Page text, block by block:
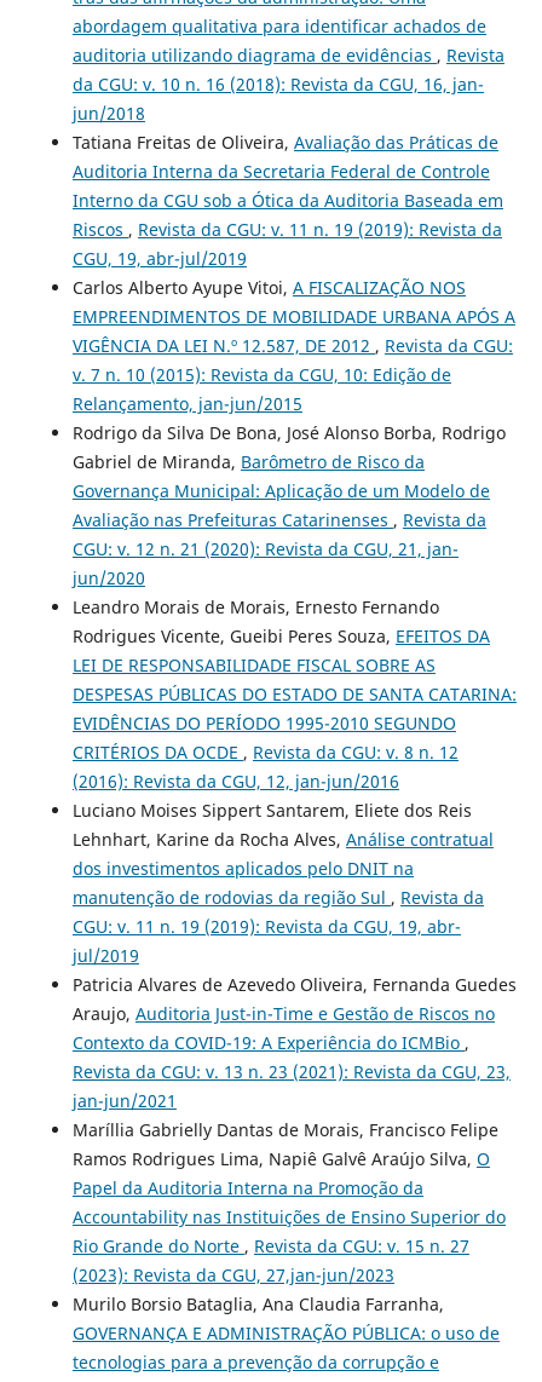
abordagem qualitativa para identificar achados de
auditoria utilizando diagrama de evidências , Revista
da CGU: v. 10 n. 16 (2018): Revista da CGU, 16, jan-
jun/2018
Tatiana Freitas de Oliveira, Avaliação das Práticas de
Auditoria Interna da Secretaria Federal de Controle
Interno da CGU sob a Ótica da Auditoria Baseada em
Riscos , Revista da CGU: v. 11 n. 19 (2019): Revista da
CGU, 19, abr-jul/2019
Carlos Alberto Ayupe Vitoi, A FISCALIZAÇÃO NOS
EMPREENDIMENTOS DE MOBILIDADE URBANA APÓS A
VIGÊNCIA DA LEI N.º 12.587, DE 2012 , Revista da CGU:
v. 7 n. 10 (2015): Revista da CGU, 10: Edição de
Relançamento, jan-jun/2015
Rodrigo da Silva De Bona, José Alonso Borba, Rodrigo
Gabriel de Miranda, Barômetro de Risco da
Governança Municipal: Aplicação de um Modelo de
Avaliação nas Prefeituras Catarinenses , Revista da
CGU: v. 12 n. 21 (2020): Revista da CGU, 21, jan-
jun/2020
Leandro Morais de Morais, Ernesto Fernando
Rodrigues Vicente, Gueibi Peres Souza, EFEITOS DA
LEI DE RESPONSABILIDADE FISCAL SOBRE AS
DESPESAS PÚBLICAS DO ESTADO DE SANTA CATARINA:
EVIDÊNCIAS DO PERÍODO 1995-2010 SEGUNDO
CRITÉRIOS DA OCDE , Revista da CGU: v. 8 n. 12
(2016): Revista da CGU, 12, jan-jun/2016
Luciano Moises Sippert Santarem, Eliete dos Reis
Lehnhart, Karine da Rocha Alves, Análise contratual
dos investimentos aplicados pelo DNIT na
manutenção de rodovias da região Sul , Revista da
CGU: v. 11 n. 19 (2019): Revista da CGU, 19, abr-
jul/2019
Patricia Alvares de Azevedo Oliveira, Fernanda Guedes
Araujo, Auditoria Just-in-Time e Gestão de Riscos no
Contexto da COVID-19: A Experiência do ICMBio ,
Revista da CGU: v. 13 n. 23 (2021): Revista da CGU, 23,
jan-jun/2021
Maríllia Gabrielly Dantas de Morais, Francisco Felipe
Ramos Rodrigues Lima, Napiê Galvê Araújo Silva, O
Papel da Auditoria Interna na Promoção da
Accountability nas Instituições de Ensino Superior do
Rio Grande do Norte , Revista da CGU: v. 15 n. 27
(2023): Revista da CGU, 27,jan-jun/2023
Murilo Borsio Bataglia, Ana Claudia Farranha,
GOVERNANÇA E ADMINISTRAÇÃO PÚBLICA: o uso de
tecnologias para a prevenção da corrupção e